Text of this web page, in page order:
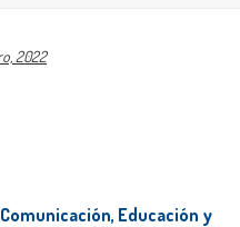
2022
Educación y